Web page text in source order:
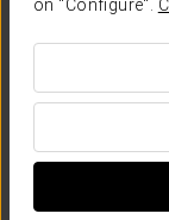
on "Configure".